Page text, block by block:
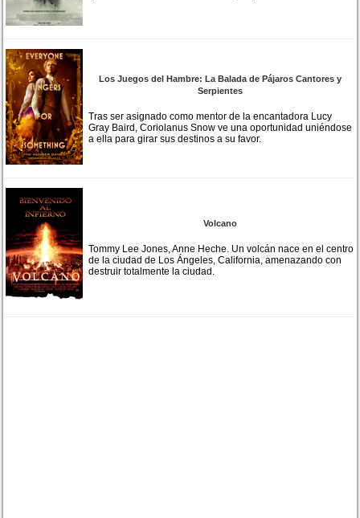
Los Juegos del Hambre: La Balada de Pájaros Cantores y
Serpientes
Tras ser asignado como mentor de la encantadora Lucy
Gray Baird, Coriolanus Snow ve una oportunidad uniéndose
a ella para girar sus destinos a su favor.
Volcano
Tommy Lee Jones, Anne Heche. Un volcán nace en el centro
de la ciudad de Los Ángeles, California, amenazando con
destruir totalmente la ciudad.